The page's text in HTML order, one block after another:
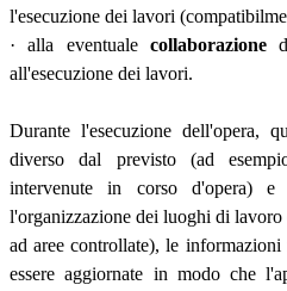
l'esecuzione dei lavori
· alla eventuale collaborazione
all'esecuzione dei lavori.
Durante l'esecuzione dell'opera,
diverso dal previsto (ad
intervenute in corso d'opera) e
l'organizzazione dei luoghi di lavoro
ad aree controllate), le
essere aggiornate in modo che